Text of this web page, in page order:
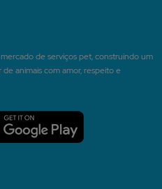
de serviços pet, construindo um
animais com amor, respeito e